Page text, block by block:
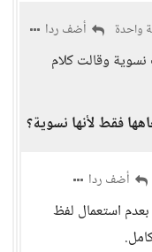
واحدة أضف ردا
وقالت كلام
فقط لأنها نسوية؟
أضف ردا
استعمال لفظ